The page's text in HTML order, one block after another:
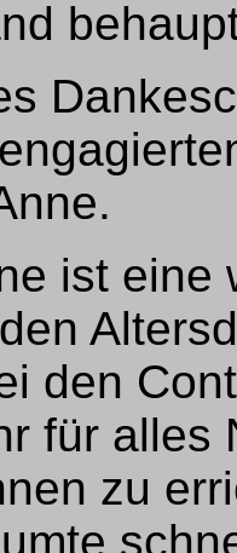
ist
den
für alles
zu